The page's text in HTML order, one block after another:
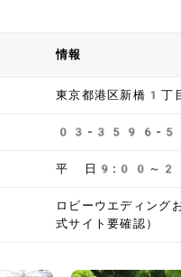
情報
東京都港区新橋1
03-3596-
平 日9:00～
ロビーウエディング
式サイト要確認）